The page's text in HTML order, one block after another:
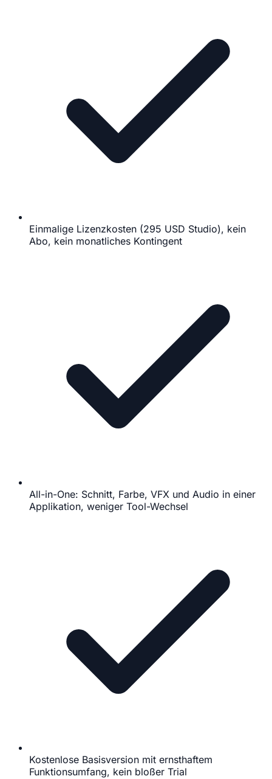
Einmalige Lizenzkosten (295 USD Studio), kein
Abo, kein monatliches Kontingent
All-in-One: Schnitt, Farbe, VFX und Audio in einer
Applikation, weniger Tool-Wechsel
Kostenlose Basisversion mit ernsthaftem
Funktionsumfang, kein bloßer Trial